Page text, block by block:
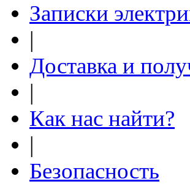
Записки
|
Доставка и
|
Как нас найти?
|
Безопасность